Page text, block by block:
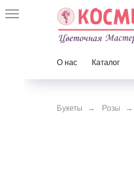
О нас Каталог
Букеты → Розы →